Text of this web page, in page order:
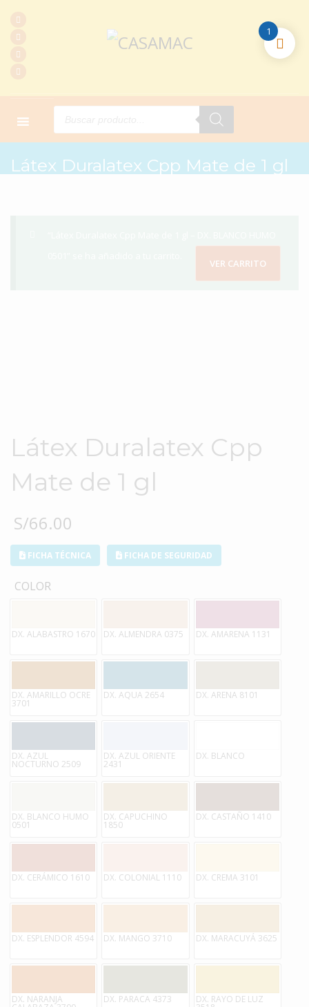
Products
Látex Duralatex Cpp Mate de 1 gl
VER CARRITO
Látex Duralatex Cpp
Mate de 1 gl
S/66.00
FICHA TÉCNICA FICHA DE SEGURIDAD
COLOR
DX. ALABASTRO 1670 DX. ALMENDRA 0375 DX. AMARENA 1131
DX. AMARILLO OCRE
3701
DX. AQUA 2654 DX. ARENA 8101
DX. AZUL
NOCTURNO 2509
DX. AZUL ORIENTE
2431
DX. BLANCO
DX. BLANCO HUMO
0501
DX. CAPUCHINO
1850
DX. CASTAÑO 1410
DX. CERÁMICO 1610 DX. COLONIAL 1110 DX. CREMA 3101
DX. ESPLENDOR 4594 DX. MANGO 3710 DX. MARACUYÁ 3625
DX. NARANJA DX. PARACA 4373 DX. RAYO DE LUZ
1